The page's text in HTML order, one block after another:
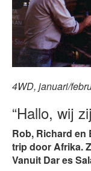
4WD, januari/
“Hallo, wij
Rob, Richard en
trip door Afrika.
Vanuit Dar es